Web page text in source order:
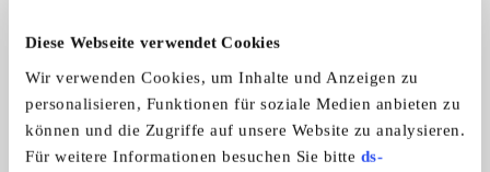
Diese Webseite verwendet Cookies
Wir verwenden Cookies, um Inhalte und Anzeigen zu
personalisieren, Funktionen für soziale Medien anbieten zu
können und die Zugriffe auf unsere Website zu analysieren.
Für weitere Informationen besuchen Sie bitte ds-